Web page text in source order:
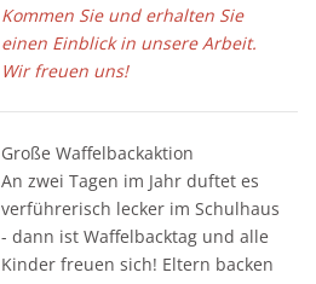
Kommen Sie und erhalten Sie
einen Einblick in unsere Arbeit.
Wir freuen uns!
Große Waffelbackaktion
An zwei Tagen im Jahr duftet es
verführerisch lecker im Schulhaus
- dann ist Waffelbacktag und alle
Kinder freuen sich! Eltern backen